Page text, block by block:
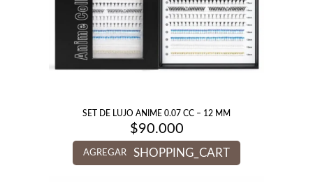
SET DE LUJO ANIME 0.07 CC – 12 MM
$90.000
AGREGAR SHOPPING_CART